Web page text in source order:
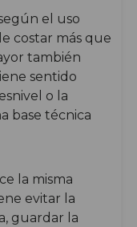
el uso
costar más que
también
sentido
o la
base técnica
la misma
evitar la
guardar la